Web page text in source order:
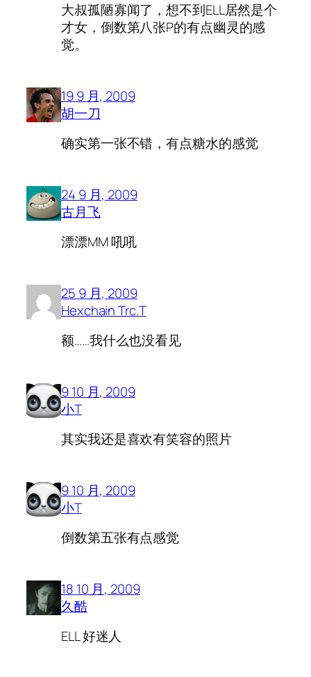
大叔孤陋寡闻了，想不到ELL居然是个
才女，倒数第八张P的有点幽灵的感
觉。
19 9 月, 2009
胡一刀
确实第一张不错，有点糖水的感觉
24 9 月, 2009
古月飞
漂漂MM 吼吼
25 9 月, 2009
Hexchain Trc.T
额……我什么也没看见
9 10 月, 2009
小T
其实我还是喜欢有笑容的照片
9 10 月, 2009
小T
倒数第五张有点感觉
18 10 月, 2009
久酷
ELL 好迷人